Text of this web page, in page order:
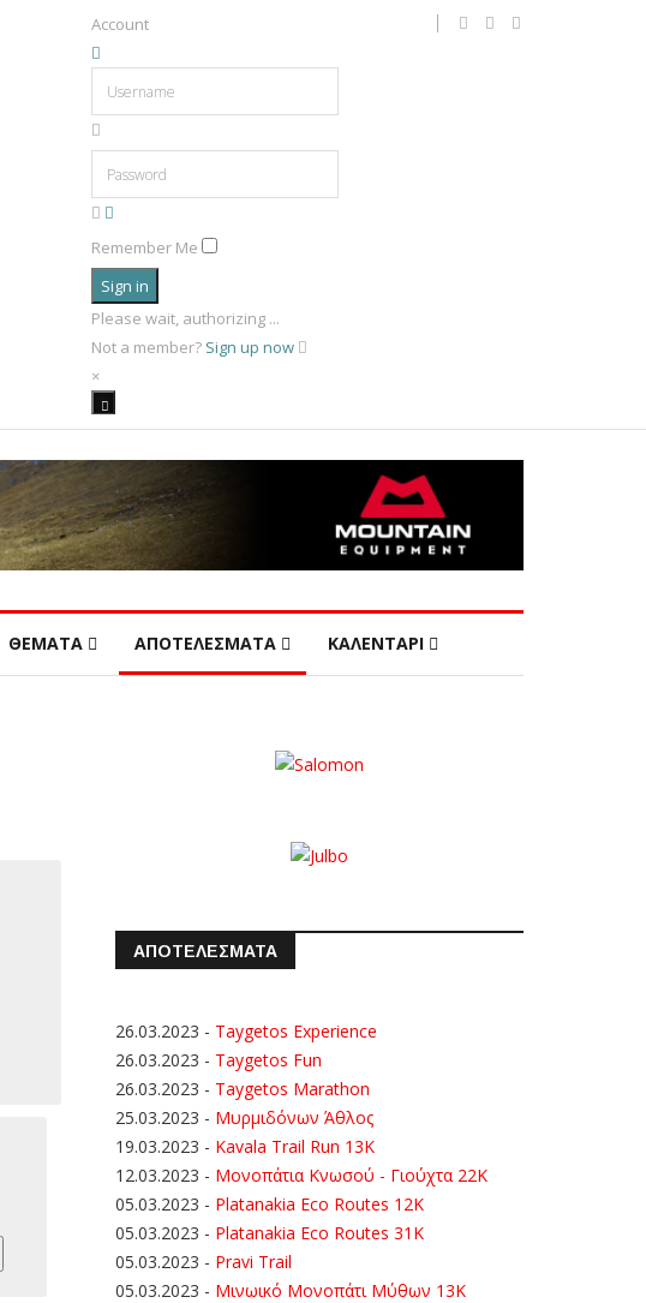
Account
Remember Me
Sign in
Please wait, authorizing ...
Not a member? Sign up now
×
ΘΕΜΑΤΑ ΑΠΟΤΕΛΕΣΜΑΤΑ ΚΑΛΕΝΤΑΡΙ
ΑΠΟΤΕΛΕΣΜΑΤΑ
26.03.2023 - Taygetos Experience
26.03.2023 - Taygetos Fun
26.03.2023 - Taygetos Marathon
25.03.2023 - Μυρμιδόνων Άθλος
19.03.2023 - Kavala Trail Run 13K
12.03.2023 - Μονοπάτια Κνωσού - Γιούχτα 22Κ
05.03.2023 - Platanakia Eco Routes 12K
05.03.2023 - Platanakia Eco Routes 31K
05.03.2023 - Pravi Trail
05.03.2023 - Μινωικό Μονοπάτι Μύθων 13Κ